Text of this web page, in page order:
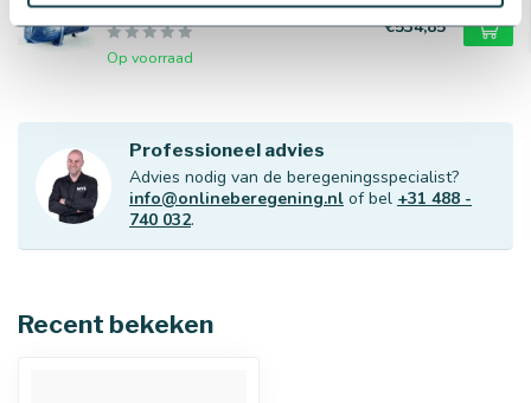
centrifugaalpomp
Op voorraad
€534,85
Professioneel advies
Advies nodig van de beregeningsspecialist?
info@onlineberegening.nl of bel +31 488 -
740 032.
Recent bekeken